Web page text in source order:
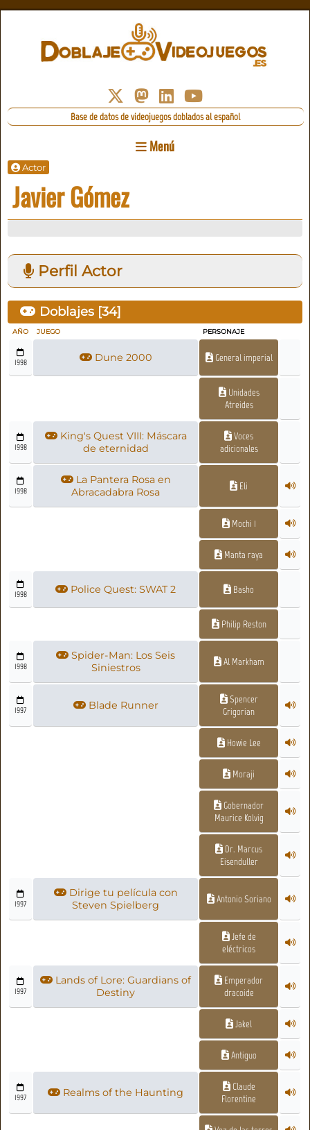
Base de datos de videojuegos doblados al español
Menú
Actor
Javier Gómez
Perfil Actor
Doblajes [34]
AÑO JUEGO PERSONAJE
1998 Dune 2000 General imperial
Unidades
Atreides
1998
King's Quest VIII: Máscara
de eternidad
Voces
adicionales
1998
La Pantera Rosa en
Abracadabra Rosa
Eli
Mochi 1
Manta raya
1998 Police Quest: SWAT 2 Basho
Philip Reston
1998
Spider-Man: Los Seis
Siniestros
Al Markham
1997 Blade Runner
Spencer
Grigorian
Howie Lee
Moraji
Gobernador
Maurice Kolvig
Dr. Marcus
Eisenduller
1997
Dirige tu película con
Steven Spielberg
Antonio Soriano
Jefe de
eléctricos
1997
Lands of Lore: Guardians of
Destiny
Emperador
dracoide
Jakel
Antiguo
1997 Realms of the Haunting
Claude
Florentine